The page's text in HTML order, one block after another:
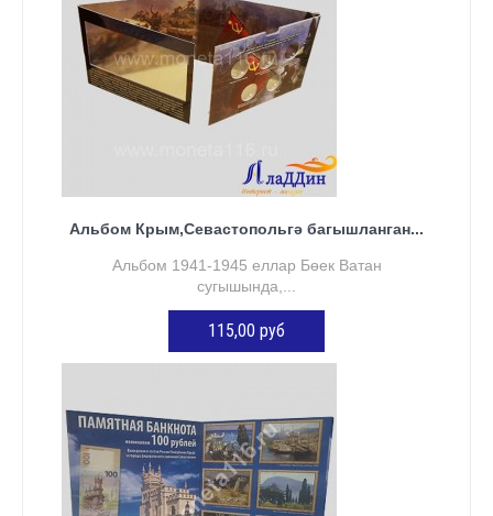
Альбом Крым,Севастопольгә багышланган...
Альбом 1941-1945 еллар Бөек Ватан
сугышында,...
115,00 руб